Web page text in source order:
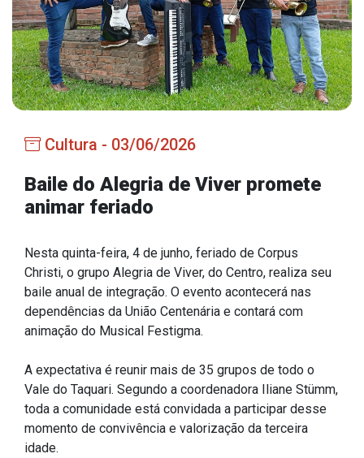
Secretarias
Administração
Agricultura e Meio Ambiente
Educação, Cultura, Desporto e Turismo
Obras
Saúde
Serviços
IPTU 2026
Ouvidoria
Portal do Cidadão
Portal do Servidor
Cultura - 03/06/2026
Baile do Alegria de Viver promete
animar feriado
Nesta quinta-feira, 4 de junho, feriado de Corpus
Christi, o grupo Alegria de Viver, do Centro, realiza seu
baile anual de integração. O evento acontecerá nas
dependências da União Centenária e contará com
animação do Musical Festigma.
A expectativa é reunir mais de 35 grupos de todo o
Vale do Taquari. Segundo a coordenadora Iliane Stümm,
toda a comunidade está convidada a participar desse
momento de convivência e valorização da terceira
idade.